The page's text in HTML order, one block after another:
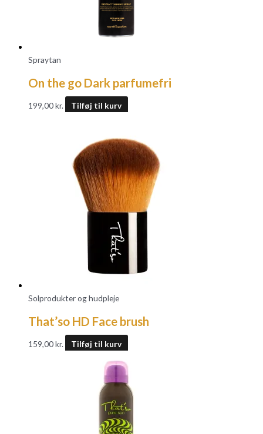
Spraytan
On the go Dark parfumefri
199,00kr. Tilføj til kurv
Solprodukter og hudpleje
That’so HD Face brush
159,00kr. Tilføj til kurv